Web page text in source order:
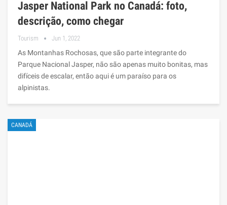
Jasper National Park no Canadá: foto,
descrição, como chegar
Tourism Jun 1, 2022
As Montanhas Rochosas, que são parte integrante do
Parque Nacional Jasper, não são apenas muito bonitas, mas
difíceis de escalar, então aqui é um paraíso para os
alpinistas.
CANADÁ